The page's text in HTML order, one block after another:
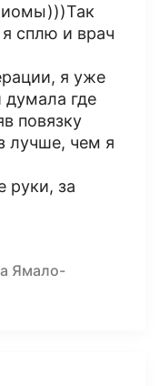
сплю и врач
я уже
где
повязку
лучше, чем я
руки, за
Ямало-